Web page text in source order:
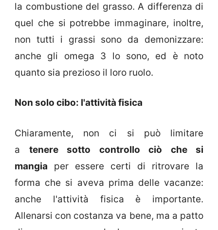
la combustione del grasso. A differenza di
quel che si potrebbe immaginare, inoltre,
non tutti i grassi sono da demonizzare:
anche gli omega 3 lo sono, ed è noto
quanto sia prezioso il loro ruolo.
Non solo cibo: l'attività fisica
Chiaramente, non ci si può limitare
a tenere sotto controllo ciò che si
mangia per essere certi di ritrovare la
forma che si aveva prima delle vacanze:
anche l'attività fisica è importante.
Allenarsi con costanza va bene, ma a patto